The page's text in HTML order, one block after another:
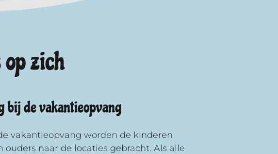
zich
bij de vakantieopvang
vakantieopvang worden de kinderen
ouders naar de locaties gebracht. Als alle